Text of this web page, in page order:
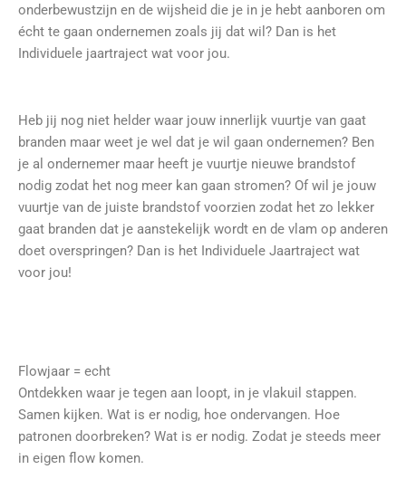
onderbewustzijn en de wijsheid die je in je hebt aanboren om
écht te gaan ondernemen zoals jij dat wil? Dan is het
Individuele jaartraject wat voor jou.
Heb jij nog niet helder waar jouw innerlijk vuurtje van gaat
branden maar weet je wel dat je wil gaan ondernemen? Ben
je al ondernemer maar heeft je vuurtje nieuwe brandstof
nodig zodat het nog meer kan gaan stromen? Of wil je jouw
vuurtje van de juiste brandstof voorzien zodat het zo lekker
gaat branden dat je aanstekelijk wordt en de vlam op anderen
doet overspringen? Dan is het Individuele Jaartraject wat
voor jou!
Flowjaar = echt
Ontdekken waar je tegen aan loopt, in je vlakuil stappen.
Samen kijken. Wat is er nodig, hoe ondervangen. Hoe
patronen doorbreken? Wat is er nodig. Zodat je steeds meer
in eigen flow komen.